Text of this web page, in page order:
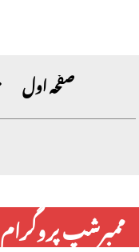
صفحہ اول
ممبرشپ پروگرام